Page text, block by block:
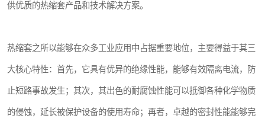
供优质的热缩套产品和技术解决方案。
热缩套之所以能够在众多工业应用中占据重要地位，主要得益于其三
大核心特性：首先，它具有优异的绝缘性能，能够有效隔离电流，防
止短路事故发生；其次，其出色的耐腐蚀性能可以抵御各种化学物质
的侵蚀，延长被保护设备的使用寿命；再者，卓越的密封性能能够完